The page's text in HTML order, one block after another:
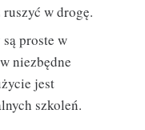
w drogę.
proste w
niezbędne
jest
szkoleń.